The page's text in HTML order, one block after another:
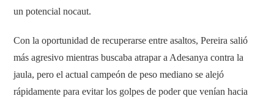
un potencial nocaut.
Con la oportunidad de recuperarse entre asaltos, Pereira salió
más agresivo mientras buscaba atrapar a Adesanya contra la
jaula, pero el actual campeón de peso mediano se alejó
rápidamente para evitar los golpes de poder que venían hacia